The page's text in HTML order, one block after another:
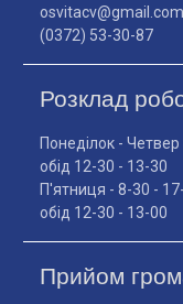
osvitacv@gmail.com
(0372) 53-30-87
Розклад
Понеділок -
обід 12-30 - 13-30
П'ятниця - 8-30 -
обід 12-30 - 13-00
Прийом